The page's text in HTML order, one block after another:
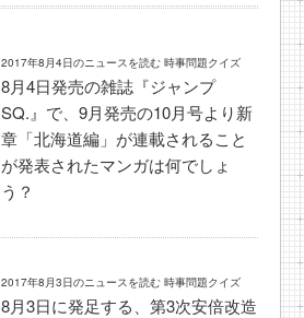
2017年8月4日のニュースを読む 時事問題クイズ
8月4日発売の雑誌『ジャンプ
SQ.』で、9月発売の10月号より新
章「北海道編」が連載されること
が発表されたマンガは何でしょ
う？
2017年8月3日のニュースを読む 時事問題クイズ
8月3日に発足する、第3次安倍改造